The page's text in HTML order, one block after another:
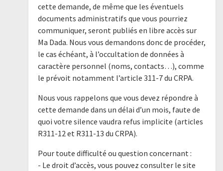
cette demande, de même que les éventuels
documents administratifs que vous pourriez
communiquer, seront publiés en libre accès sur
Ma Dada. Nous vous demandons donc de procéder,
le cas échéant, à l’occultation de données à
caractère personnel (noms, contacts…), comme
le prévoit notamment l’article 311-7 du CRPA.
Nous vous rappelons que vous devez répondre à
cette demande dans un délai d’un mois, faute de
quoi votre silence vaudra refus implicite (articles
R311-12 et R311-13 du CRPA).
Pour toute difficulté ou question concernant :
- Le droit d’accès, vous pouvez consulter le site